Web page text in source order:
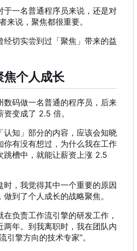
于一名普通程序员来说，还是对
来说，聚焦都很重要。
经切实尝到过「聚焦」带来的益
焦个人成长
数码做一名普通的程序员，后来
变成了 2.5 倍。
认知」部分的内容，应该会知晓
你有没有想过，为什么我在工作
跳槽中，就能让薪资上涨 2.5
时，我觉得其中一个重要的原因
到了个人成长的战略聚焦。
负责工作流引擎的研发工作，
两年。到我离职时，我在团队内
引擎方向的技术专家”。